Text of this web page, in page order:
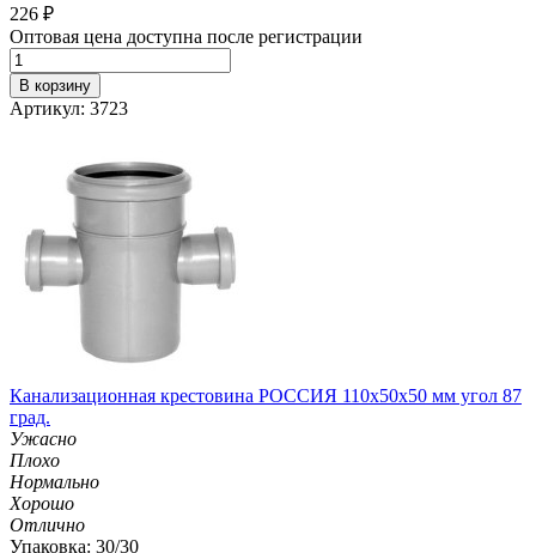
226 ₽
Оптовая цена доступна после регистрации
В корзину
Артикул: 3723
Канализационная крестовина РОССИЯ 110х50х50 мм угол 87
град.
Ужасно
Плохо
Нормально
Хорошо
Отлично
Упаковка: 30/30